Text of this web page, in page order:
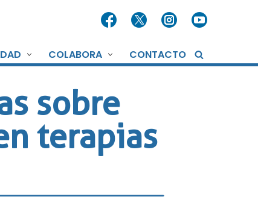
COLABORA CONTACTO
sobre
terapias